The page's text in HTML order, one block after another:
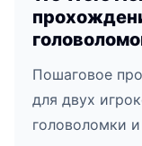
Пошаговое
для двух
головоломки